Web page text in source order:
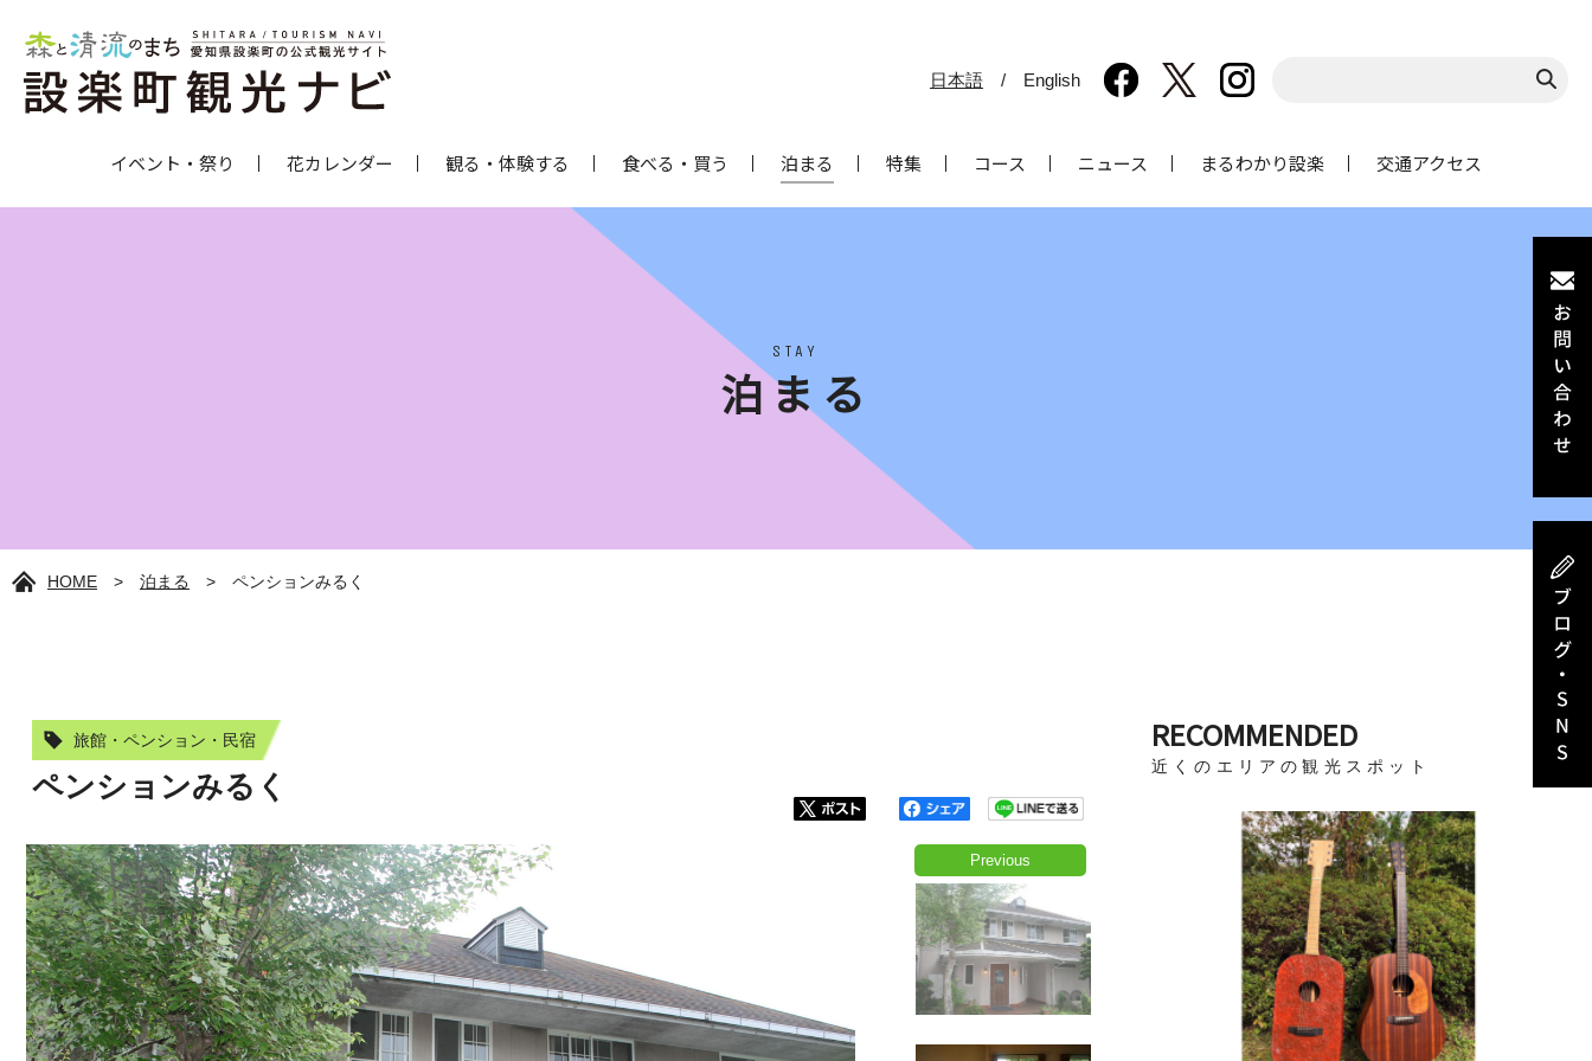
日本語 / English
イベント・祭り 花カレンダー 観る・体験する 食べる・買う 泊まる 特集 コース ニュース まるわかり設楽 交通アクセス
STAY
泊まる
HOME > 泊まる > ペンションみるく
旅館・ペンション・民宿
ペンションみるく
Previous
RECOMMENDED
近くのエリアの観光スポット